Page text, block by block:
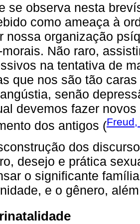
se observa nesta
como ameaça à
nossa organização
Não raro,
na tentativa de
que nos são tão
senão
devemos fazer
dos antigos (
dos
desejo e prática
o significante
e o gênero,